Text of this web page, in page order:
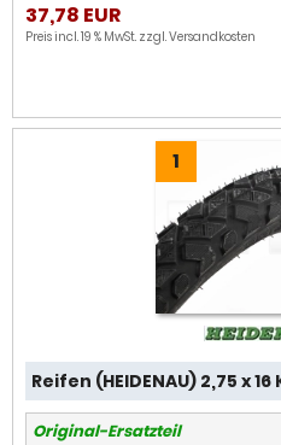
37,78 EUR
Preis incl. 19 % MwSt. zzgl.Versandkosten
1
Reifen (HEIDENAU) 2,75 x
Original-Ersatzteil